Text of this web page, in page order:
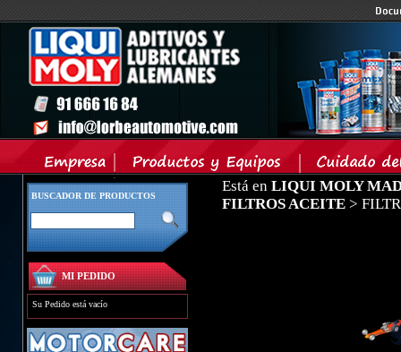
BUSCADOR DE PRODUCTOS
MI PEDIDO
Su Pedido está vacío
Está en LIQUI MOLY
FILTROS ACEITE >